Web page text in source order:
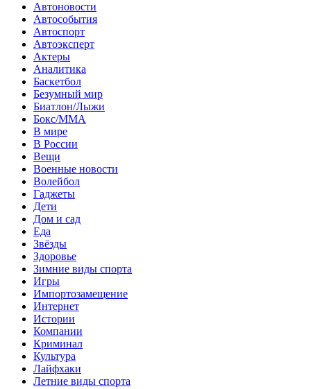
Автоновости
Автособытия
Автоспорт
Автоэксперт
Актеры
Аналитика
Баскетбол
Безумный мир
Биатлон/Лыжи
Бокс/MMA
В мире
В России
Вещи
Военные новости
Волейбол
Гаджеты
Дети
Дом и сад
Еда
Звёзды
Здоровье
Зимние виды спорта
Игры
Импортозамещение
Интернет
Истории
Компании
Криминал
Культура
Лайфхаки
Летние виды спорта